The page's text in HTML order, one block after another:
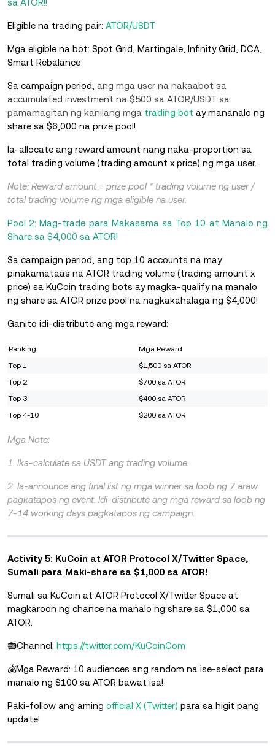
sa ATOR!!
Eligible na trading pair: ATOR/USDT
Mga eligible na bot: Spot Grid, Martingale, Infinity Grid, DCA,
Smart Rebalance
Sa campaign period, ang mga user na nakaabot sa
accumulated investment na $500 sa ATOR/USDT sa
pamamagitan ng kanilang mga trading bot ay mananalo ng
share sa $6,000 na prize pool!
Ia-allocate ang reward amount nang naka-proportion sa
total trading volume (trading amount x price) ng mga user.
Note: Reward amount = prize pool * trading volume ng user /
total trading volume ng mga eligible na user.
Pool 2: Mag-trade para Makasama sa Top 10 at Manalo ng
Share sa $4,000 sa ATOR!
Sa campaign period, ang top 10 accounts na may
pinakamataas na ATOR trading volume (trading amount x
price) sa KuCoin trading bots ay magka-qualify na manalo
ng share sa ATOR prize pool na nagkakahalaga ng $4,000!
Ganito idi-distribute ang mga reward:
Ranking
Mga Reward
Top 1
$1,500 sa ATOR
Top 2
$700 sa ATOR
Top 3
$400 sa ATOR
Top 4-10
$200 sa ATOR
Mga Note:
1. Ika-calculate sa USDT ang trading volume.
2. Ia-announce ang final list ng mga winner sa loob ng 7 araw
pagkatapos ng event. Idi-distribute ang mga reward sa loob ng
7-14 working days pagkatapos ng campaign.
Activity 5: KuCoin at ATOR Protocol X/Twitter Space,
Sumali para Maki-share sa $1,000 sa ATOR!
Sumali sa KuCoin at ATOR Protocol X/Twitter Space at
magkaroon ng chance na manalo ng share sa $1,000 sa
ATOR.
📻Channel: https://twitter.com/KuCoinCom
💰Mga Reward: 10 audiences ang random na ise-select para
manalo ng $100 sa ATOR bawat isa!
Paki-follow ang aming official X (Twitter) para sa higit pang
update!